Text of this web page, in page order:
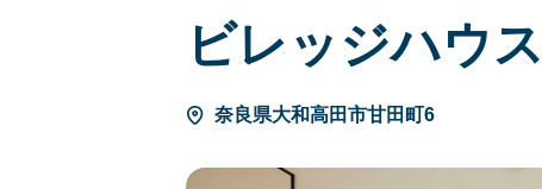
ビレッジハウ
奈良県大和高田市甘田町6